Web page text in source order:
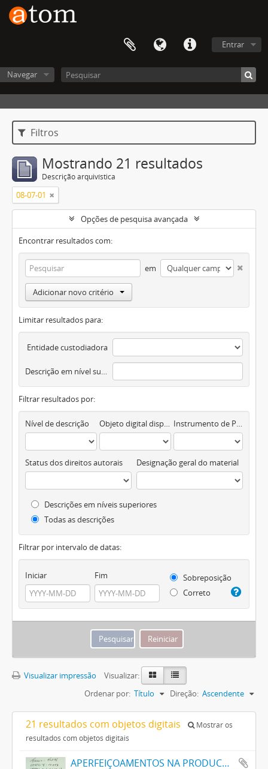
Entrar
Navegar
Filtros
Mostrando 21 resultados
Descrição arquivística
08-07-01
Opções de pesquisa avançada
Encontrar resultados com:
em
Adicionar novo critério
Limitar resultados para:
Entidade custodiadora
Descrição em nível superior
Filtrar resultados por:
Nível de descrição Objeto digital disponível Instrumento de Pesquisa
Status dos direitos autorais Designação geral do material
Descrições em níveis superiores
Todas as descrições
Filtrar por intervalo de datas:
Iniciar Fim
Sobreposição
Correto
Visualizar impressão
Visualizar:
Ordenar por: Título Direção: Ascendente
21 resultados com objetos digitais
Mostrar os
resultados com objetos digitais
APERFEIÇOAMENTOS NA PRODUCÇÃO DE TINTAS OU CORES